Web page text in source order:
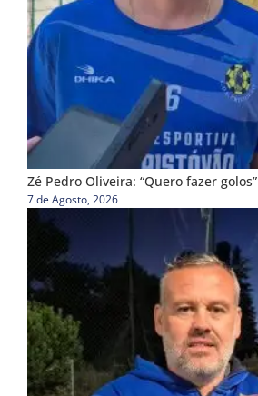
Zé Pedro Oliveira: “Quero fazer golos”
7 de Agosto, 2026